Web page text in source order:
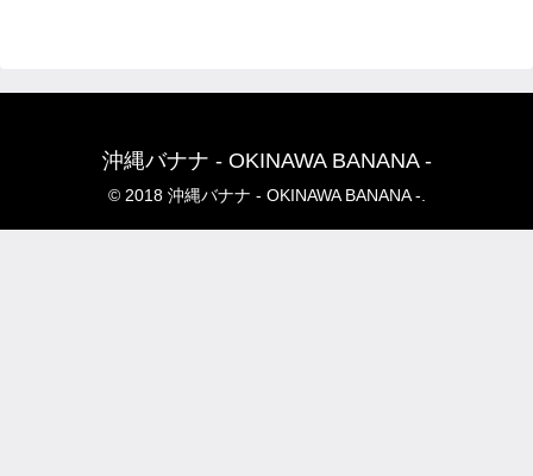
沖縄バナナ - OKINAWA BANANA -
© 2018 沖縄バナナ - OKINAWA BANANA -.